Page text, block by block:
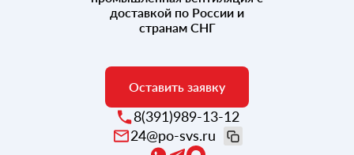
доставкой по России и
странам СНГ
Оставить заявку
8(391)989-13-12
24@po-svs.ru